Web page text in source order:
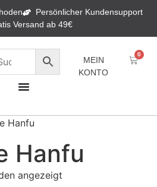
Persönlicher Kundensupport
Versand ab 49€
MEIN
KONTO
0
Hanfu
Hanfu
angezeigt